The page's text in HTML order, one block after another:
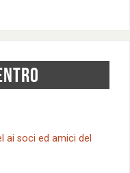
ai soci ed amici del